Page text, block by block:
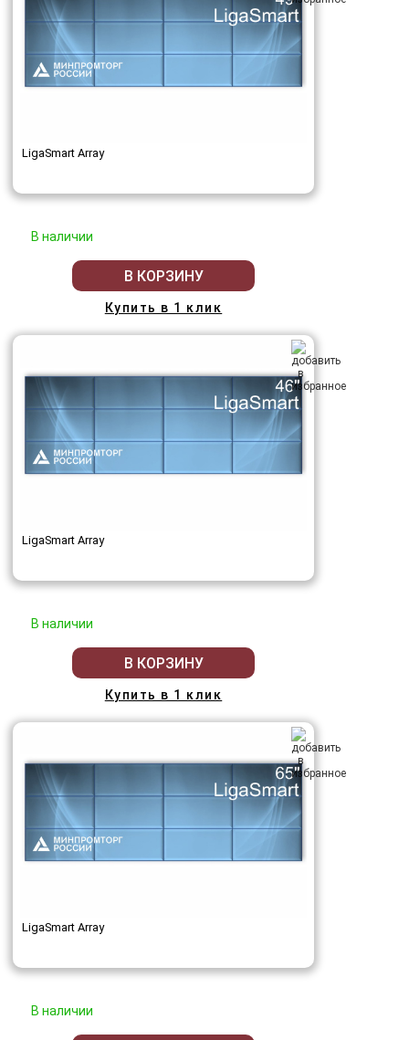
LigaSmart Array
В наличии
В КОРЗИНУ
Купить в 1 клик
LigaSmart Array
В наличии
В КОРЗИНУ
Купить в 1 клик
LigaSmart Array
В наличии